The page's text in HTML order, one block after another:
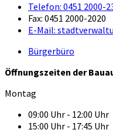
Telefon: 0451 2000-
Fax: 0451 2000-2020
E-Mail:
Bürgerbüro
Öffnungszeiten der
Montag
09:00 Uhr - 12:00 Uhr
15:00 Uhr - 17:45 Uhr